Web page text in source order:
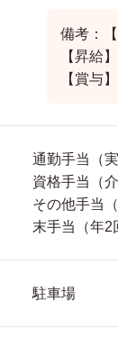
備考：
【昇給
【賞与
通勤手当（
資格手当（
その他手当
末手当（年2
駐車場